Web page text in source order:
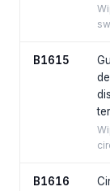
B1615
B1616